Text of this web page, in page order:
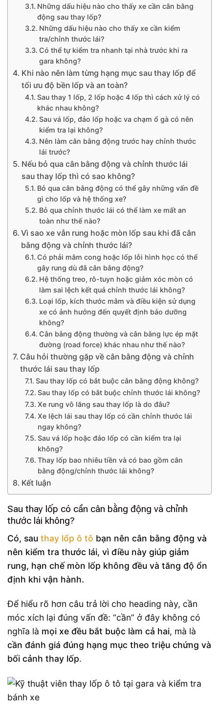
Những dấu hiệu nào cho thấy xe cần cân bằng
động sau thay lốp?
Những dấu hiệu nào cho thấy xe cần kiểm
tra/chỉnh thước lái?
Có thể tự kiểm tra nhanh tại nhà trước khi ra
gara không?
Khi nào nên làm từng hạng mục sau thay lốp để
tối ưu độ bền lốp và an toàn?
Sau thay 1 lốp, 2 lốp hoặc 4 lốp thì cách xử lý có
khác nhau không?
Sau vá lốp, đảo lốp hoặc va chạm ổ gà có nên
kiểm tra lại không?
Nên làm cân bằng động trước hay chỉnh thước
lái trước?
Nếu bỏ qua cân bằng động và chỉnh thước lái
sau thay lốp thì có sao không?
Bỏ qua cân bằng động có thể gây những vấn đề
gì cho lốp và hệ thống xe?
Bỏ qua chỉnh thước lái có thể làm xe mất an
toàn như thế nào?
Vì sao xe vẫn rung hoặc mòn lốp sau khi đã cân
bằng động và chỉnh thước lái?
Có phải mâm cong hoặc lốp lỗi hình học có thể
gây rung dù đã cân bằng động?
Hệ thống treo, rô-tuyn hoặc giảm xóc mòn có
làm sai lệch kết quả chỉnh thước lái không?
Loại lốp, kích thước mâm và điều kiện sử dụng
xe có ảnh hưởng đến quyết định bảo dưỡng
không?
Cân bằng động thường và cân bằng lực ép mặt
đường (road force) khác nhau như thế nào?
Câu hỏi thường gặp về cân bằng động và chỉnh
thước lái sau thay lốp
Sau thay lốp có bắt buộc cân bằng động không?
Sau thay lốp có bắt buộc chỉnh thước lái không?
Xe rung vô lăng sau thay lốp là do đâu?
Xe lệch lái sau thay lốp có cần chỉnh thước lái
ngay không?
Sau vá lốp hoặc đảo lốp có cần kiểm tra lại
không?
Thay lốp bao nhiêu tiền và có bao gồm cân
bằng động/chỉnh thước lái không?
Kết luận
Sau thay lốp có cần cân bằng động và chỉnh
thước lái không?
Có, sau thay lốp ô tô bạn nên cân bằng động và
nên kiểm tra thước lái, vì điều này giúp giảm
rung, hạn chế mòn lốp không đều và tăng độ ổn
định khi vận hành.
Để hiểu rõ hơn câu trả lời cho heading này, cần
móc xích lại đúng vấn đề: “cần” ở đây không có
nghĩa là mọi xe đều bắt buộc làm cả hai, mà là
cần đánh giá đúng hạng mục theo triệu chứng và
bối cảnh thay lốp.